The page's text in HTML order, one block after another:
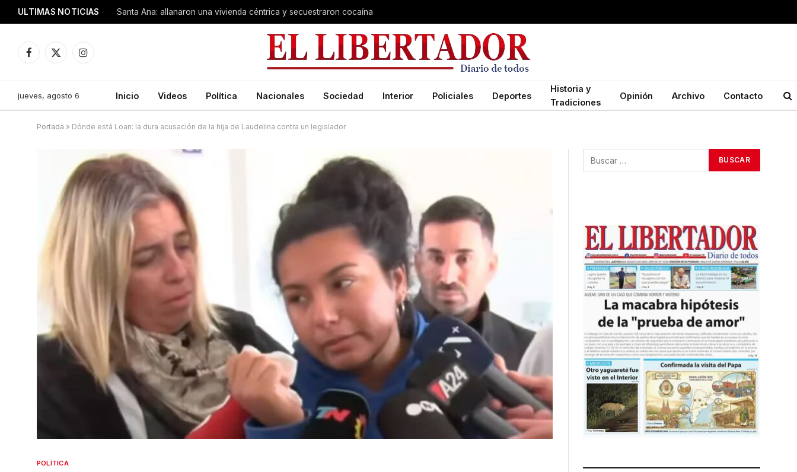
ULTIMAS NOTICIAS Santa Ana: allanaron una vivienda céntrica y secuestraron cocaína
Facebook
X
Instagram
jueves, agosto 6 Inicio Videos Política Nacionales Sociedad Interior Policiales Deportes
Historia y
Tradiciones
Opinión Archivo Contacto
Portada » Dónde está Loan: la dura acusación de la hija de Laudelina contra un legislador
POLÍTICA